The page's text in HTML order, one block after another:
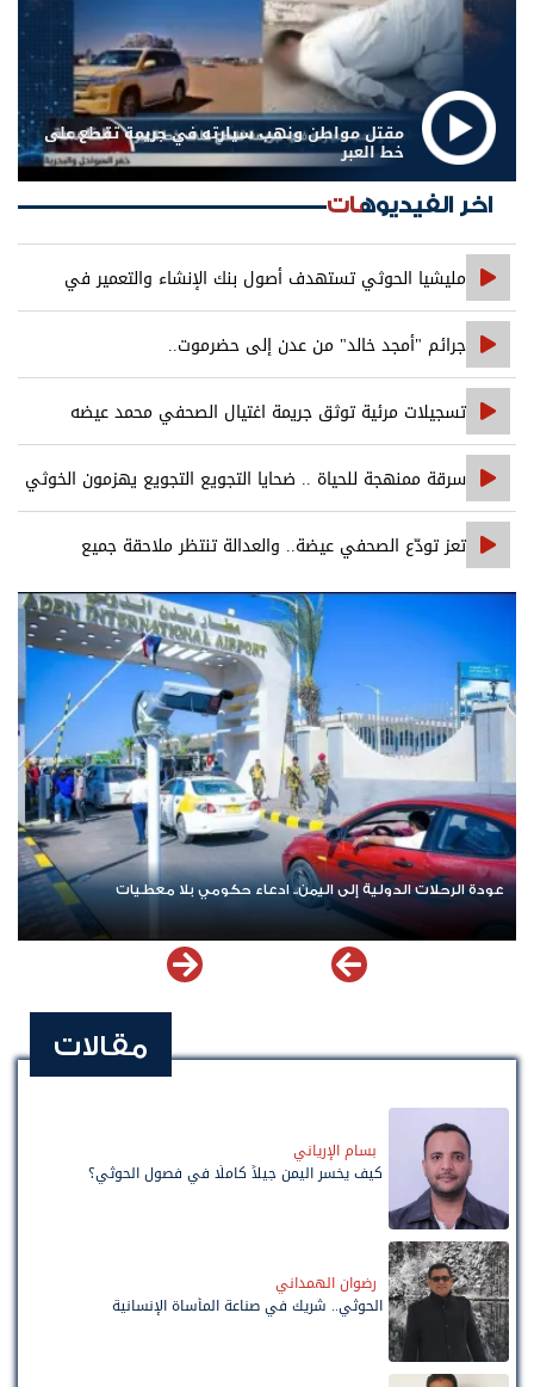
مقتل مواطن ونهب سيارته في جريمة تقطع على
خط العبر
اخر الفيديوهات
مليشيا الحوثي تستهدف أصول بنك الإنشاء والتعمير في
صنعاء
جرائم "أمجد خالد" من عدن إلى حضرموت..
تسجيلات مرئية توثق جريمة اغتيال الصحفي محمد عيضه
سرقة ممنهجة للحياة .. ضحايا التجويع التجويع يهزمون الخوثي
تعز تودّع الصحفي عيضة.. والعدالة تنتظر ملاحقة جميع
المتورطين
عودة الرحلات الدولية إلى اليمن.. ادعاء حكومي بلا معطيات
مقالات
بسام الإرياني
كيف يخسر اليمن جيلاً كاملًا في فصول الحوثي؟
رضوان الهمداني
الحوثي.. شريك في صناعة المأساة الإنسانية